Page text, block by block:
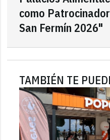
como
San Fermín 2026"
TAMBIÉN TE